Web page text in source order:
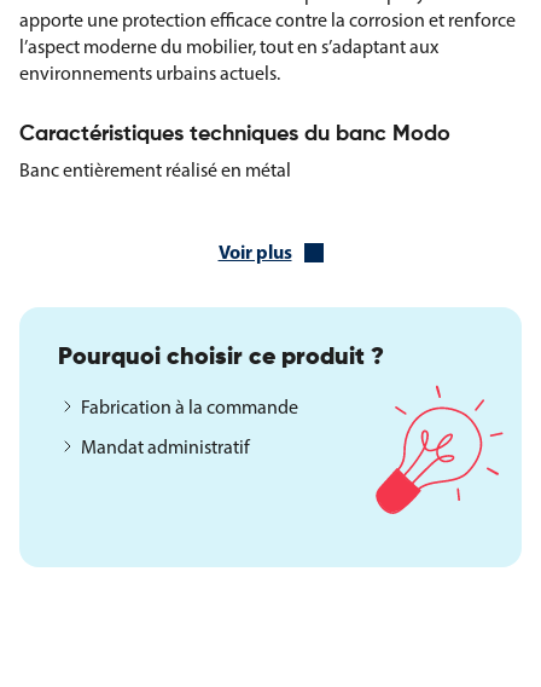
apporte une protection efficace contre la corrosion et renforce
l’aspect moderne du mobilier, tout en s’adaptant aux
environnements urbains actuels.
Caractéristiques techniques du banc Modo
Banc entièrement réalisé en métal
Livré monté et emballé
Longueur totale : 1800 mm
Hauteur totale : 825 mm
Hauteur de l’assise : 440 mm
Poids : 51 kg
Le banc Modo constitue une solution de mobilier urbain fiable
pour l’aménagement des espaces publics.
Voir plus
Pourquoi choisir ce produit ?
Fabrication à la commande
Mandat administratif